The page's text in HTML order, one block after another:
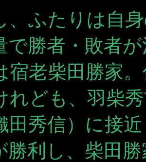
ふたりは自
で勝者・敗者
宿老柴田勝家
れども、羽柴
田秀信）に接
勝利し、柴田